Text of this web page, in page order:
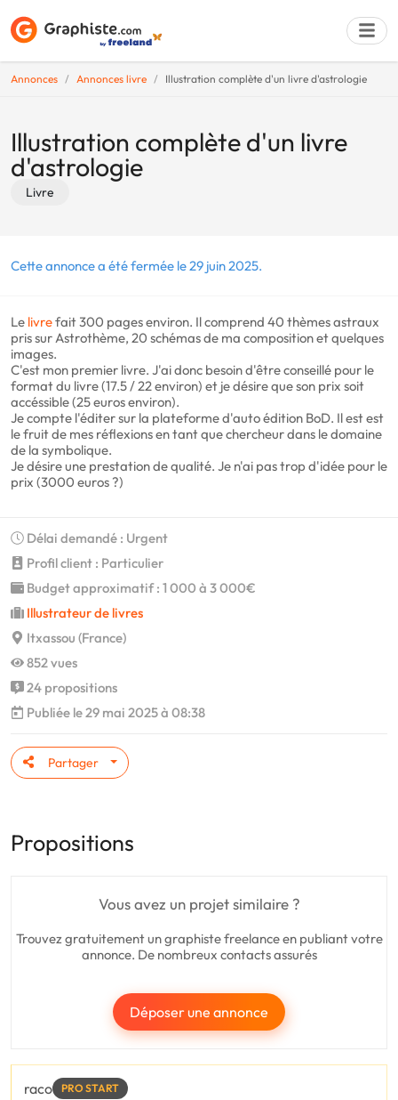
Annonces Annonces livre Illustration complète d'un livre d'astrologie
Illustration complète d'un livre
d'astrologie
Livre
Cette annonce a été fermée le 29 juin 2025.
Le livrefait 300 pages environ. Il comprend 40 thèmes astraux
pris sur Astrothème, 20 schémas de ma composition et quelques
images.
C'est mon premier livre. J'ai donc besoin d'être conseillé pour le
format du livre (17.5 / 22 environ) et je désire que son prix soit
accéssible (25 euros environ).
Je compte l'éditer sur la plateforme d'auto édition BoD. Il est est
le fruit de mes réflexions en tant que chercheur dans le domaine
de la symbolique.
Je désire une prestation de qualité. Je n'ai pas trop d'idée pour le
prix (3000 euros ?)
Délai demandé : Urgent
Profil client : Particulier
Budget approximatif : 1 000 à 3 000€
Illustrateur de livres
Itxassou (France)
852 vues
24 propositions
Publiée le 29 mai 2025 à 08:38
Partager
Propositions
Vous avez un projet similaire ?
Trouvez gratuitement un graphiste freelance en publiant votre
annonce. De nombreux contacts assurés
Déposer une annonce
raco PRO START